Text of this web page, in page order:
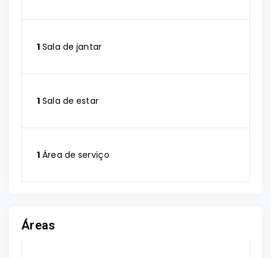
1 Sala de jantar
1 Sala de estar
1 Área de serviço
Áreas